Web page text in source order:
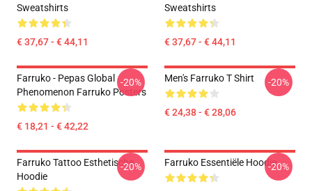
Sweatshirts
€ 37,67 - € 44,11
Sweatshirts
€ 37,67 - € 44,11
Farruko - Pepas Global
Phenomenon Farruko Posters
€ 18,21 - € 42,22
-20% Men's Farruko T Shirt
€ 24,38 - € 28,06
-20%
Farruko Tattoo Esthetische
Hoodie
-20% Farruko Essentiële Hoodie-20%